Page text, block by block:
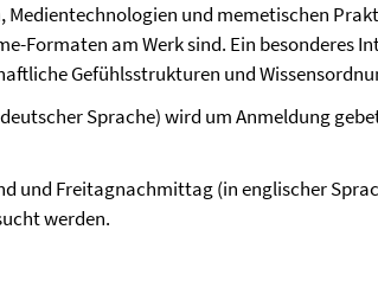
Medientechnologien und memetischen
Formaten am Werk sind. Ein besonderes
Gefühlsstrukturen und
Sprache) wird um Anmeldung
und Freitagnachmittag (in englischer
werden.